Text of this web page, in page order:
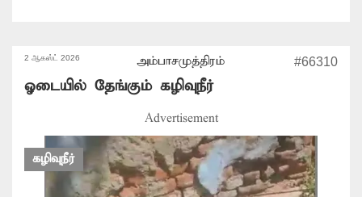
2 ஆகஸ்ட் 2026 அம்பாசமுத்திரம் #66310
ஓடையில் தேங்கும் கழிவுநீர்
Advertisement
கழிவுநீர்